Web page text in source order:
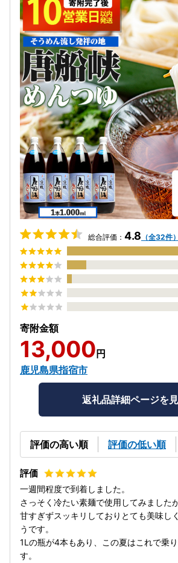
総合評価： 4.8 （全32件）
寄附金額
13,000 円
鹿児島県指宿市
返礼品詳細ページを
評価の高い順 評価の低い順
一週間程度で到着しました。
さっそく冷たい素麺で使用してみました
甘すぎずスッキリしておりとても美味し
うです。
1Lの瓶が4本もあり、この夏はこれで乗
す。